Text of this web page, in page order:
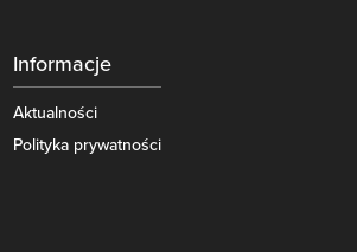
Informacje
Aktualności
Polityka prywatności